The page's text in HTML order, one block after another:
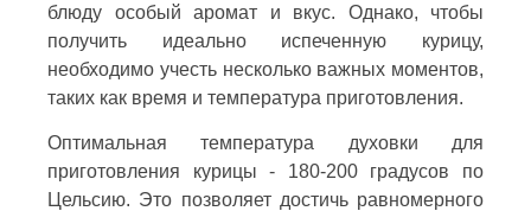
блюду особый аромат и вкус. Однако, чтобы
получить идеально испеченную курицу,
необходимо учесть несколько важных моментов,
таких как время и температура приготовления.
Оптимальная температура духовки для
приготовления курицы - 180-200 градусов по
Цельсию. Это позволяет достичь равномерного